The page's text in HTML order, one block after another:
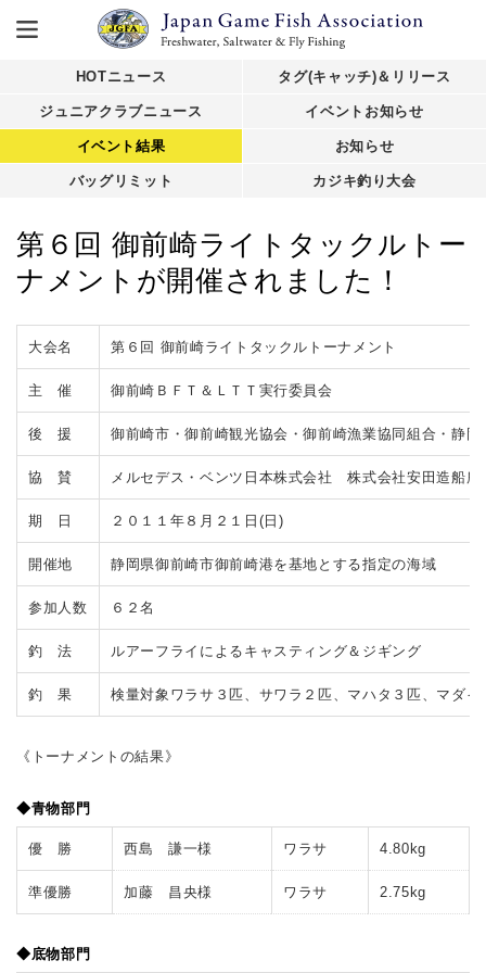
HOTニュース タグ(キャッチ)＆リリース
ジュニアクラブニュース イベントお知らせ
イベント結果 お知らせ
バッグリミット カジキ釣り大会
第６回 御前崎ライトタックルトー
ナメントが開催されました！
大会名 第６回 御前崎ライトタックルトーナメント
主 催 御前崎ＢＦＴ＆ＬＴＴ実行委員会
後 援 御前崎市・御前崎観光協会・御前崎漁業協同組合・静
協 賛 メルセデス・ベンツ日本株式会社 株式会社安田造船所
期 日 ２０１１年８月２１日(日)
開催地 静岡県御前崎市御前崎港を基地とする指定の海域
参加人数 ６２名
釣 法 ルアーフライによるキャスティング＆ジギング
釣 果 検量対象ワラサ３匹、サワラ２匹、マハタ３匹、マ
《トーナメントの結果》
◆青物部門
優 勝 西島 謙一様 ワラサ 4.80kg
準優勝 加藤 昌央様 ワラサ 2.75kg
◆底物部門